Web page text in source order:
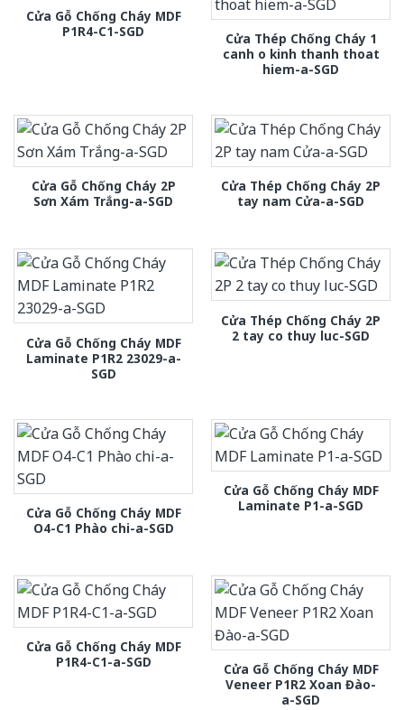
Cửa Gỗ Chống Cháy MDF
P1R4-C1-SGD
Cửa Thép Chống Cháy 1
canh o kinh thanh thoat
hiem-a-SGD
Cửa Gỗ Chống Cháy 2P
Sơn Xám Trắng-a-SGD
Cửa Thép Chống Cháy 2P
tay nam Cửa-a-SGD
Cửa Gỗ Chống Cháy MDF
Laminate P1R2 23029-a-
SGD
Cửa Thép Chống Cháy 2P
2 tay co thuy luc-SGD
Cửa Gỗ Chống Cháy MDF
O4-C1 Phào chi-a-SGD
Cửa Gỗ Chống Cháy MDF
Laminate P1-a-SGD
Cửa Gỗ Chống Cháy MDF
P1R4-C1-a-SGD
Cửa Gỗ Chống Cháy MDF
Veneer P1R2 Xoan Đào-
a-SGD